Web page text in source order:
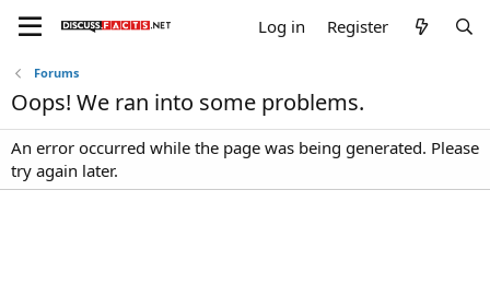
Log in Register
Forums
Oops! We ran into some problems.
An error occurred while the page was being generated. Please
try again later.